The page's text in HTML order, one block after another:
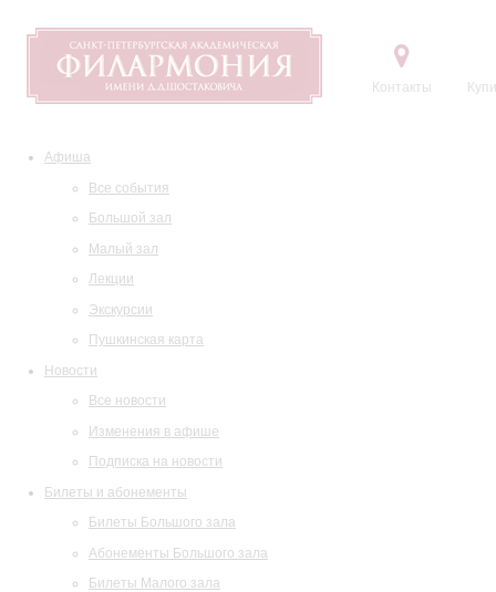
Контакты
Афиша
Все события
Большой зал
Малый зал
Лекции
Экскурсии
Пушкинская карта
Новости
Все новости
Изменения в афише
Подписка на новости
Билеты и абонементы
Билеты Большого зала
Абонементы Большого зала
Билеты Малого зала